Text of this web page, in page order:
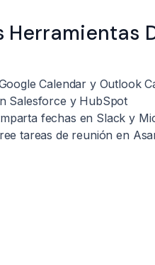
Herramientas
Calendar y Outlook
Salesforce y HubSpot
fechas en Slack y
tareas de reunión en